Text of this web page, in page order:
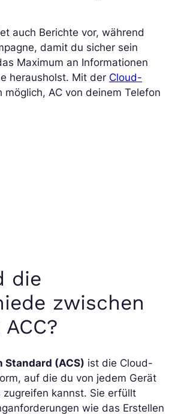
auch Berichte vor, während
damit du sicher sein
Maximum an Informationen
herausholst. Mit der Cloud-
möglich, AC von deinem Telefon
die
zwischen
Standard (ACS) ist die Cloud-
auf die du von jedem Gerät
zugreifen kannst. Sie erfüllt
wie das Erstellen